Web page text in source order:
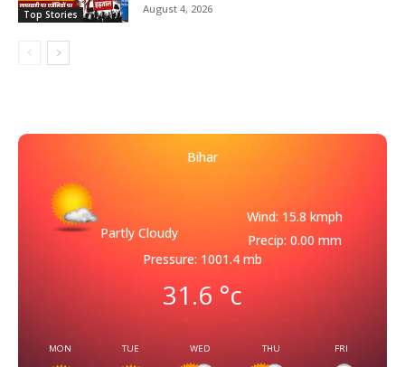
Top Stories August 4, 2026
Bihar
Partly Cloudy
Wind: 15.8 kmph
Precip: 0.00 mm
Pressure: 1001.4 mb
31.6 °c
MON TUE WED THU FRI